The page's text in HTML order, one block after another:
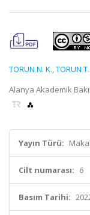
TORUN N. K.,TORUN T.
Alanya Akademik
Yayın Türü:
Cilt numarası: 6
Basım Tarihi: